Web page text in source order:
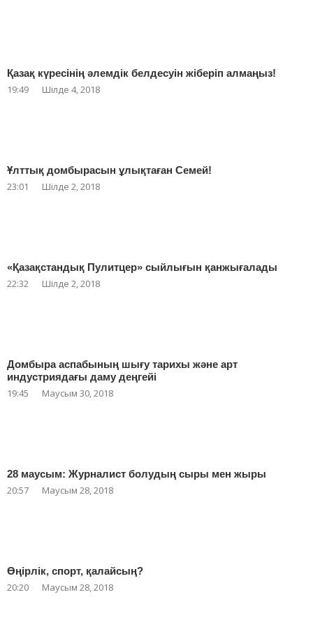
Қазақ күресінің әлемдік белдесуін жіберіп алмаңыз!
19:49 Шілде 4, 2018
Ұлттық домбырасын ұлықтаған Семей!
23:01 Шілде 2, 2018
«Қазақстандық Пулитцер» сыйлығын қанжығалады
22:32 Шілде 2, 2018
Домбыра аспабының шығу тарихы және арт
индустриядағы даму деңгейі
19:45 Маусым 30, 2018
28 маусым: Журналист болудың сыры мен жыры
20:57 Маусым 28, 2018
Өңірлік, спорт, қалайсың?
20:20 Маусым 28, 2018